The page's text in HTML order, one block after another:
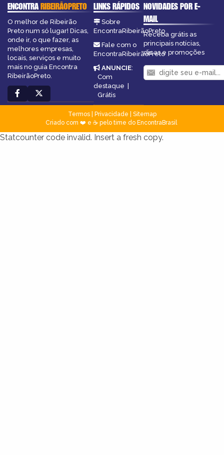
ENCONTRARIBEIRÃOPRETO
O melhor de Ribeirão
Preto num só lugar! Dicas,
onde ir, o que fazer, as
melhores empresas,
locais, serviços e muito
mais no guia Encontra
RibeirãoPreto.
LINKS RÁPIDOS
Sobre
EncontraRibeirãoPreto
Fale com o
EncontraRibeirãoPreto
ANUNCIE:
Com
destaque |
Grátis
NOVIDADES POR E-
MAIL
Receba grátis as
principais notícias,
dicas e promoções
Termos| Privacidade
Sitemap
Criado com ❤️ e ☕ pelo time do EncontraBrasil
Statcounter code invalid. Insert a fresh copy.